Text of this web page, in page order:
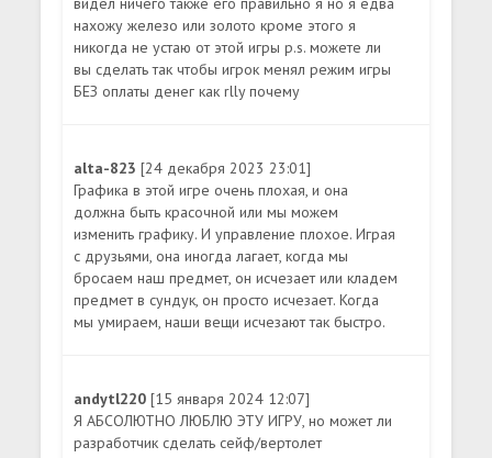
нахожу железо или золото кроме этого я
никогда не устаю от этой игры p.s. можете ли
вы сделать так чтобы игрок менял режим игры
БЕЗ оплаты денег как rlly почему
alta-823[24 декабря 2023 23:01]
Графика в этой игре очень плохая, и она
должна быть красочной или мы можем
изменить графику. И управление плохое. Играя
с друзьями, она иногда лагает, когда мы
бросаем наш предмет, он исчезает или кладем
предмет в сундук, он просто исчезает. Когда
мы умираем, наши вещи исчезают так быстро.
andytl220[15 января 2024 12:07]
Я АБСОЛЮТНО ЛЮБЛЮ ЭТУ ИГРУ, но может ли
разработчик сделать сейф/вертолет